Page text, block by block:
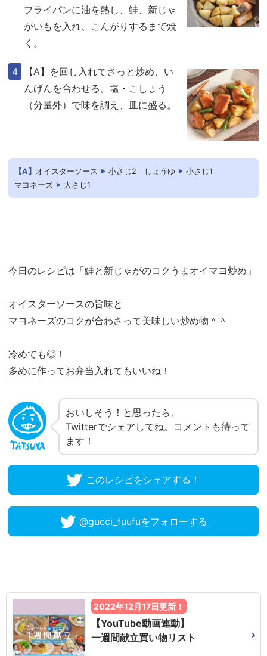
フライパンに油を熱し、鮭、新じゃ
がいもを入れ、こんがりするまで焼
く。
【A】を回し入れてさっと炒め、い
んげんを合わせる。塩・こしょう
（分量外）で味を調え、皿に盛る。
【A】 オイスターソース 小さじ2 しょうゆ
小さじ1
マヨネーズ
大さじ1
今日のレシピは「鮭と新じゃがのコクうまオイマヨ炒め」
オイスターソースの旨味と
マヨネーズのコクが合わさって美味しい炒め物＾＾
冷めても◎！
多めに作ってお弁当入れてもいいね！
おいしそう！と思ったら、
Twitterでシェアしてね。コメントも待って
ます！
このレシピをシェアする！
@gucci_fuufuをフォローする
2022年12月17日更新！
【YouTube動画連動】
一週間献立買い物リスト